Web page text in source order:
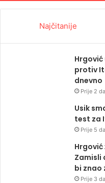
Najčitanije
protiv
dnevno
Prije 2
Usik
test za
Prije 5
Zamisli
bi znao
Prije 3